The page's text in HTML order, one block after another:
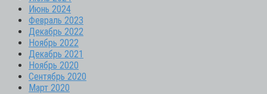
Июнь 2024
Февраль 2023
Декабрь 2022
Ноябрь 2022
Декабрь 2021
Ноябрь 2020
Сентябрь 2020
Март 2020